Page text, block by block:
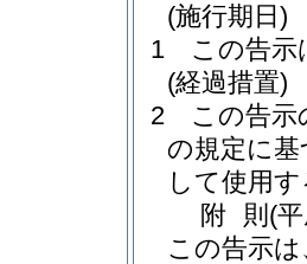
(施行期日)
1
この告示
(経過措置)
2
この告示
の規定に
して使用
附 則 (
この告示